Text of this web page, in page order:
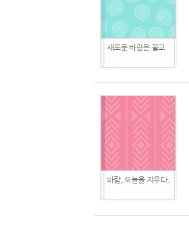
새로운 바람은 불고
바람, 오늘을 지우다.